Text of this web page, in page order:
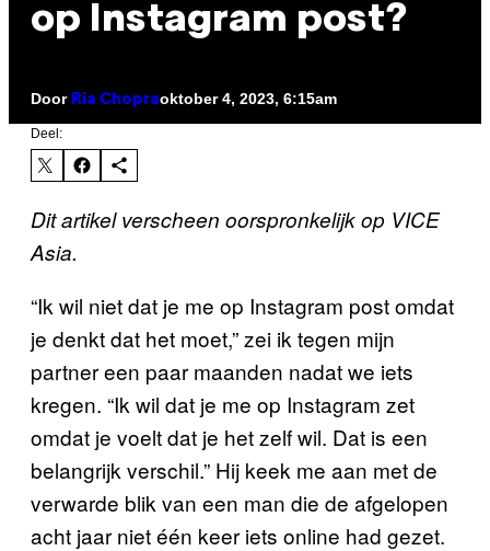
op Instagram post?
Door Ria Chopraoktober 4, 2023, 6:15am
Deel:
Dit artikel verscheen oorspronkelijk op VICE
Asia.
“Ik wil niet dat je me op Instagram post omdat
je denkt dat het moet,” zei ik tegen mijn
partner een paar maanden nadat we iets
kregen. “Ik wil dat je me op Instagram zet
omdat je voelt dat je het zelf wil. Dat is een
belangrijk verschil.” Hij keek me aan met de
verwarde blik van een man die de afgelopen
acht jaar niet één keer iets online had gezet.